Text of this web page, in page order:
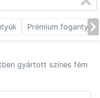
Prémium fogantyúk
gyártott színes fém